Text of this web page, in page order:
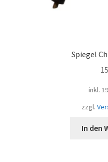
Spiegel
inkl.
zzgl.
In den